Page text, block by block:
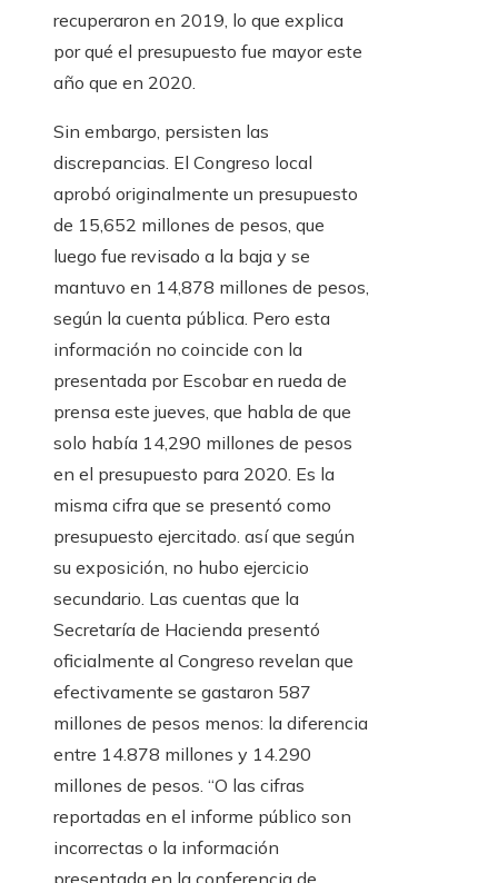
recuperaron en 2019, lo que explica
por qué el presupuesto fue mayor este
año que en 2020.
Sin embargo, persisten las
discrepancias. El Congreso local
aprobó originalmente un presupuesto
de 15,652 millones de pesos, que
luego fue revisado a la baja y se
mantuvo en 14,878 millones de pesos,
según la cuenta pública. Pero esta
información no coincide con la
presentada por Escobar en rueda de
prensa este jueves, que habla de que
solo había 14,290 millones de pesos
en el presupuesto para 2020. Es la
misma cifra que se presentó como
presupuesto ejercitado. así que según
su exposición, no hubo ejercicio
secundario. Las cuentas que la
Secretaría de Hacienda presentó
oficialmente al Congreso revelan que
efectivamente se gastaron 587
millones de pesos menos: la diferencia
entre 14.878 millones y 14.290
millones de pesos. “O las cifras
reportadas en el informe público son
incorrectas o la información